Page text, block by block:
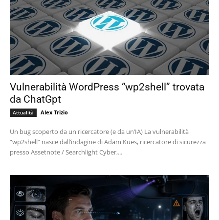
Vulnerabilità WordPress “wp2shell” trovata
da ChatGpt
Attualità Alex Trizio
Un bug scoperto da un ricercatore (e da un’IA) La vulnerabilità
“wp2shell” nasce dall’indagine di Adam Kues, ricercatore di sicurezza
presso Assetnote / Searchlight Cyber,...